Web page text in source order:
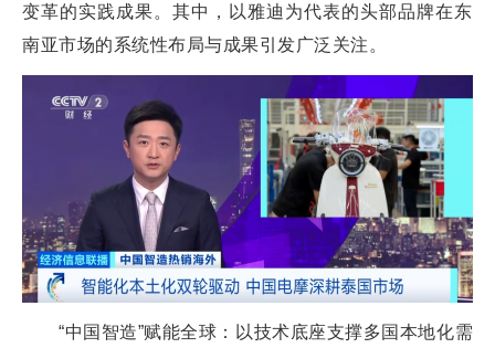
变革的实践成果。其中，以雅迪为代表的头部品牌在东
南亚市场的系统性布局与成果引发广泛关注。
“中国智造”赋能全球：以技术底座支撑多国本地化需